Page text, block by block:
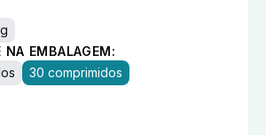
NA EMBALAGEM:
30 comprimidos